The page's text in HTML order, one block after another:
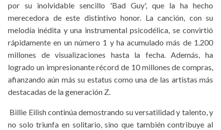
por su inolvidable sencillo 'Bad Guy', que la ha hecho
merecedora de este distintivo honor. La canción, con su
melodía inédita y una instrumental psicodélica, se convirtió
rápidamente en un número 1 y ha acumulado más de 1.200
millones de visualizaciones hasta la fecha. Además, ha
logrado un impresionante récord de 10 millones de compras,
afianzando aún más su estatus como una de las artistas más
destacadas de la generación Z.
Billie Eilish continúa demostrando su versatilidad y talento, y
no solo triunfa en solitario, sino que también contribuye al